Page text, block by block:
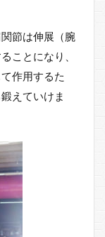
節は伸展（腕
ことになり、
作用するた
えていけま